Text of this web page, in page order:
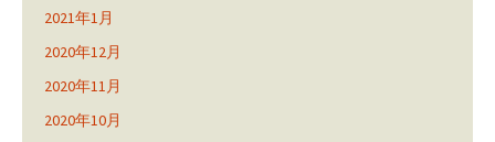
2021年1月
2020年12月
2020年11月
2020年10月